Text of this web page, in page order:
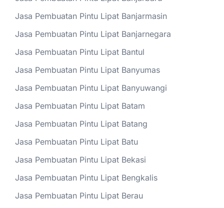
Jasa Pembuatan Pintu Lipat Banjarmasin
Jasa Pembuatan Pintu Lipat Banjarnegara
Jasa Pembuatan Pintu Lipat Bantul
Jasa Pembuatan Pintu Lipat Banyumas
Jasa Pembuatan Pintu Lipat Banyuwangi
Jasa Pembuatan Pintu Lipat Batam
Jasa Pembuatan Pintu Lipat Batang
Jasa Pembuatan Pintu Lipat Batu
Jasa Pembuatan Pintu Lipat Bekasi
Jasa Pembuatan Pintu Lipat Bengkalis
Jasa Pembuatan Pintu Lipat Berau